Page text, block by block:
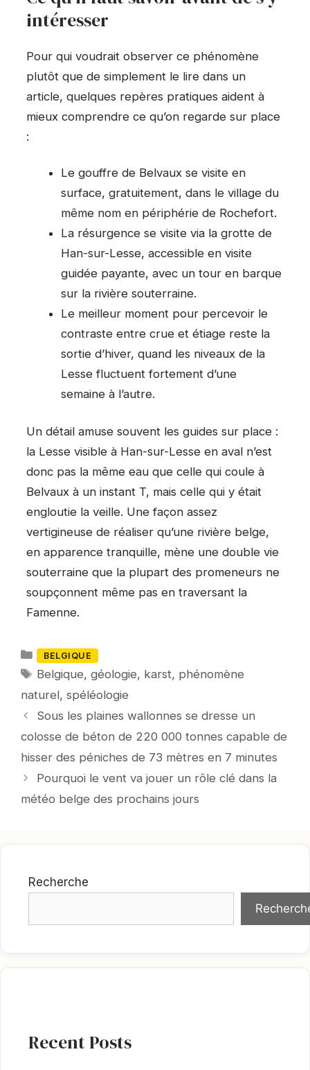
intéresser
Pour qui voudrait observer ce phénomène
plutôt que de simplement le lire dans un
article, quelques repères pratiques aident à
mieux comprendre ce qu’on regarde sur place
:
Le gouffre de Belvaux se visite en
surface, gratuitement, dans le village du
même nom en périphérie de Rochefort.
La résurgence se visite via la grotte de
Han-sur-Lesse, accessible en visite
guidée payante, avec un tour en barque
sur la rivière souterraine.
Le meilleur moment pour percevoir le
contraste entre crue et étiage reste la
sortie d’hiver, quand les niveaux de la
Lesse fluctuent fortement d’une
semaine à l’autre.
Un détail amuse souvent les guides sur place :
la Lesse visible à Han-sur-Lesse en aval n’est
donc pas la même eau que celle qui coule à
Belvaux à un instant T, mais celle qui y était
engloutie la veille. Une façon assez
vertigineuse de réaliser qu’une rivière belge,
en apparence tranquille, mène une double vie
souterraine que la plupart des promeneurs ne
soupçonnent même pas en traversant la
Famenne.
Catégories
BELGIQUE
Mots-
clés
Belgique,géologie, karst, phénomène
naturel, spéléologie
Sous les plaines wallonnes se dresse un
colosse de béton de 220 000 tonnes capable de
hisser des péniches de 73 mètres en 7 minutes
Pourquoi le vent va jouer un rôle clé dans la
météo belge des prochains jours
Recherche
Recent Posts